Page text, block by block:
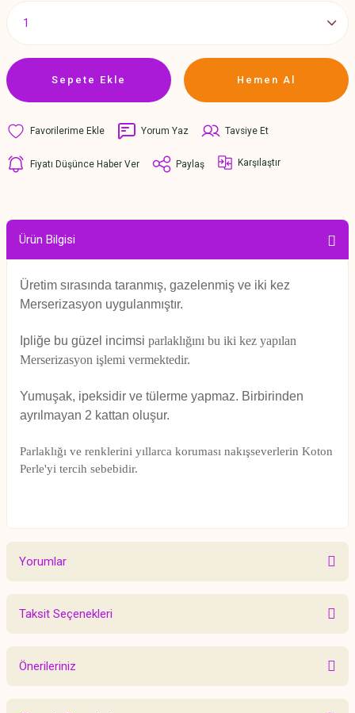
Sepete Ekle Hemen Al
Yorum Yaz Tavsiye Et
Fiyatı Düşünce Haber Ver Paylaş Karşılaştır
Ürün Bilgisi
Üretim sırasında taranmış, gazelenmiş ve iki kez
Merserizasyon uygulanmıştır.
Ipliğe bu güzel incimsi parlaklığını bu iki kez yapılan
Merserizasyon işlemi vermektedir.
Yumuşak, ipeksidir ve tülerme yapmaz. Birbirinden
ayrılmayan 2 kattan oluşur.
Parlaklığı ve renklerini yıllarca koruması nakışseverlerin Koton
Perle'yi tercih sebebidir.
Yorumlar
Taksit Seçenekleri
Önerileriniz
Bu ürünün fiyat bilgisi, resim, ürün açıklamalarında ve diğer konularda